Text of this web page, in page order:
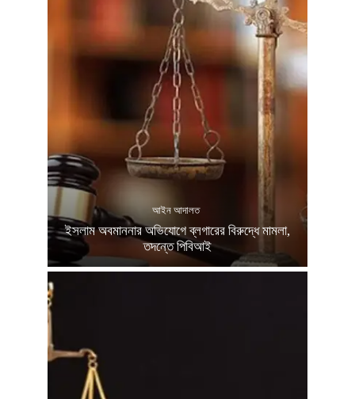
আইন আদালত
ইসলাম অবমাননার অভিযোগে ব্লগারের বিরুদ্ধে মামলা,
তদন্তে পিবিআই